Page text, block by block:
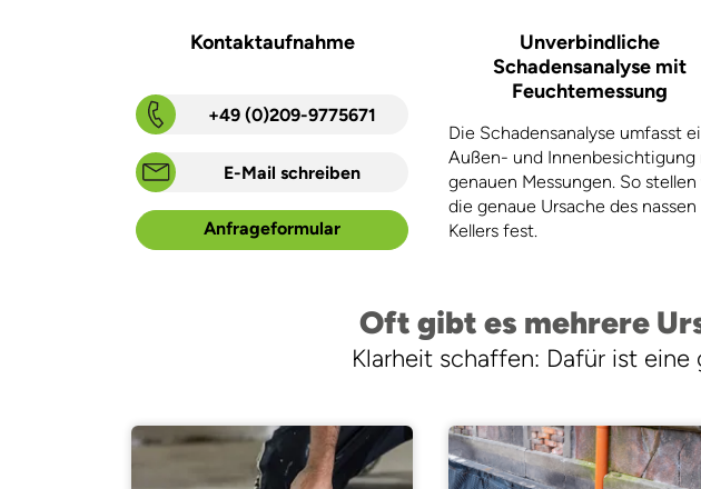
Kontaktaufnahme
+49 (0)209-9775671
E-Mail schreiben
Anfrageformular
Unverbindliche
Schadensanalyse mit
Feuchtemessung
Die Schadensanalyse umfasst
Außen- und Innenbesichtigung
genauen Messungen. So stellen
die genaue Ursache des nassen
Kellers fest.
Oft gibt es mehrere
Klarheit schaffen: Dafür ist